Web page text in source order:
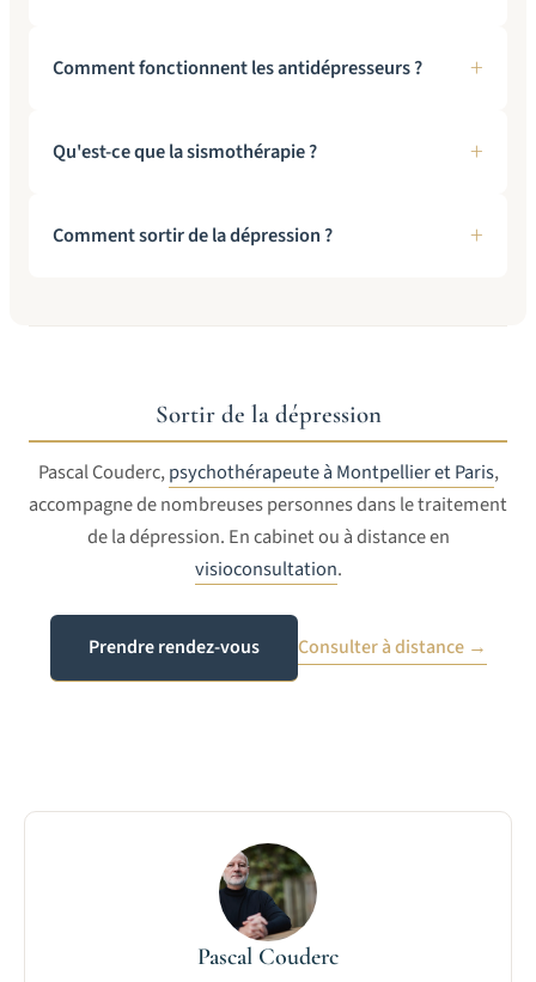
Comment fonctionnent les antidépresseurs ?
Qu'est-ce que la sismothérapie ?
Comment sortir de la dépression ?
Sortir de la dépression
Pascal Couderc,psychothérapeute à Montpellier et Paris,
accompagne de nombreuses personnes dans le traitement
de la dépression. En cabinet ou à distance en
visioconsultation.
Prendre rendez-vous Consulter à distance →
Pascal Couderc